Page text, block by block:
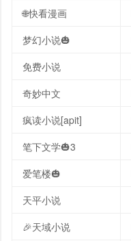
🌐快看漫画
梦幻小说🎃
免费小说
奇妙中文
疯读小说[apit]
笔下文学🎃3
爱笔楼🎃
天平小说
🎉天域小说